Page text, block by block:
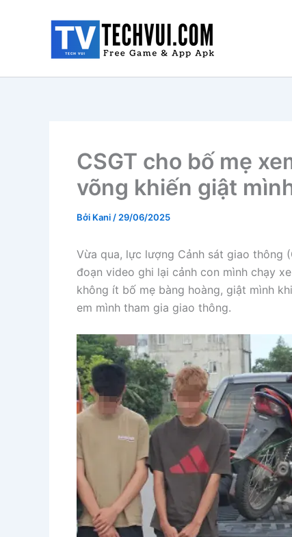
CSGT cho bố mẹ
võng khiến giật
Bởi Kani / 29/06/2025
Vừa qua, lực lượng Cảnh sát giao thông
đoạn video ghi lại cảnh con mình chạy
không ít bố mẹ bàng hoàng, giật mình
em mình tham gia giao thông.